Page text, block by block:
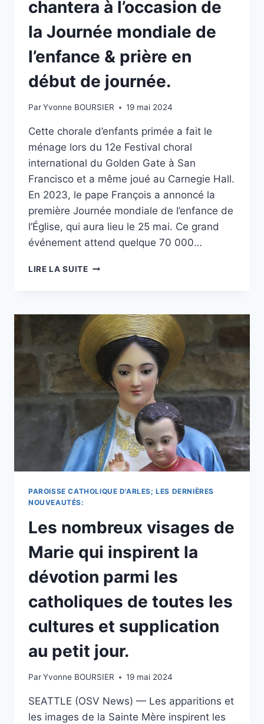
chantera à l’occasion de
la Journée mondiale de
l’enfance & prière en
début de journée.
ParYvonne BOURSIER 19 mai 2024
Cette chorale d’enfants primée a fait le
ménage lors du 12e Festival choral
international du Golden Gate à San
Francisco et a même joué au Carnegie Hall.
En 2023, le pape François a annoncé la
première Journée mondiale de l’enfance de
l’Église, qui aura lieu le 25 mai. Ce grand
événement attend quelque 70 000…
LIRE LA SUITELA
PHILIPPINS
CHANTERA
L’OCCASION
LA
JOURNÉE
MONDIALE
L’ENFANCE
&
PRIÈRE
EN
DE
PAROISSE CATHOLIQUE D'ARLES; LES DERNIÈRES
NOUVEAUTÉS:
Les nombreux visages de
Marie qui inspirent la
dévotion parmi les
catholiques de toutes les
cultures et supplication
au petit jour.
ParYvonne BOURSIER 19 mai 2024
SEATTLE (OSV News) — Les apparitions et
les images de la Sainte Mère inspirent les